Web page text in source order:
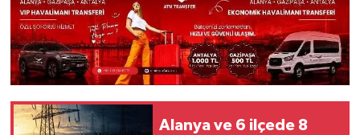
Alanya ve 6 ilçede 8